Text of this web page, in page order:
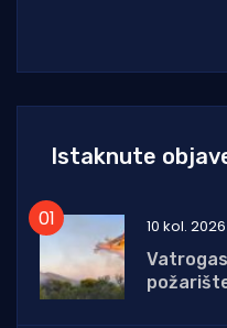
Istaknute
10 kol. 2026